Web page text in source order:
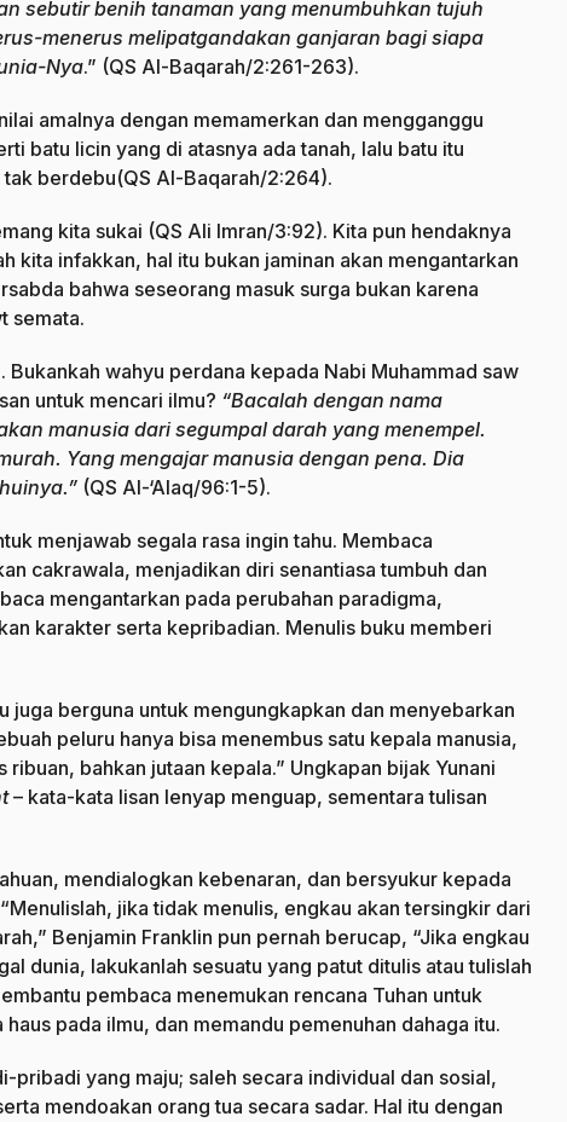
sebutir benih tanaman yang menumbuhkan tujuh
menerus melipatgandakan ganjaran bagi siapa
Nya.” (QS Al-Baqarah/2:261-263).
amalnya dengan memamerkan dan mengganggu
batu licin yang di atasnya ada tanah, lalu batu itu
berdebu(QS Al-Baqarah/2:264).
kita sukai (QS Ali Imran/3:92). Kita pun hendaknya
kita infakkan, hal itu bukan jaminan akan mengantarkan
bahwa seseorang masuk surga bukan karena
semata.
wahyu perdana kepada Nabi Muhammad saw
untuk mencari ilmu? “Bacalah dengan nama
manusia dari segumpal darah yang menempel.
Yang mengajar manusia dengan pena. Dia
(QS Al-‘Alaq/96:1-5).
menjawab segala rasa ingin tahu. Membaca
cakrawala, menjadikan diri senantiasa tumbuh dan
mengantarkan pada perubahan paradigma,
karakter serta kepribadian. Menulis buku memberi
juga berguna untuk mengungkapkan dan menyebarkan
peluru hanya bisa menembus satu kepala manusia,
bahkan jutaan kepala.” Ungkapan bijak Yunani
– kata-kata lisan lenyap menguap, sementara tulisan
mendialogkan kebenaran, dan bersyukur kepada
jika tidak menulis, engkau akan tersingkir dari
Benjamin Franklin pun pernah berucap, “Jika engkau
dunia, lakukanlah sesuatu yang patut ditulis atau tulislah
pembaca menemukan rencana Tuhan untuk
pada ilmu, dan memandu pemenuhan dahaga itu.
yang maju; saleh secara individual dan sosial,
mendoakan orang tua secara sadar. Hal itu dengan